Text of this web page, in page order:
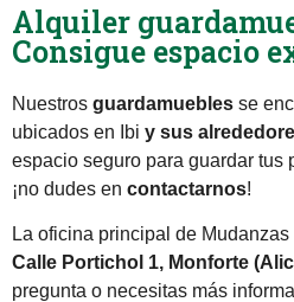
Alquiler
Consigue espacio
Nuestros guardamuebles se
ubicados en Ibi y sus
espacio seguro para guardar tus
¡no dudes en contactarnos!
La oficina principal de
Calle Portichol 1, Monforte
pregunta o necesitas más